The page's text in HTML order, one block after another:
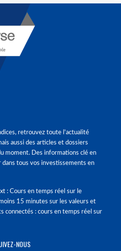
retrouvez toute l'actualité
aussi des articles et dossiers
moment. Des informations clé en
dans tous vos investissements en
: Cours en temps réel sur le
15 minutes sur les valeurs et
connectés : cours en temps réel sur
NOUS